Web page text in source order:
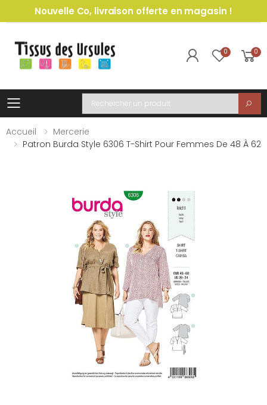
Nouvelle Co, livraison offerte en magasin !
0 0
Toggle mobile menu
Recherche
Accueil
Mercerie
Patron Burda Style 6306 T-Shirt Pour Femmes De 48 À 62